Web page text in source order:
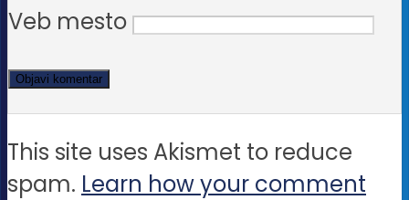
Veb mesto
This site uses Akismet to reduce
spam. Learn how your comment